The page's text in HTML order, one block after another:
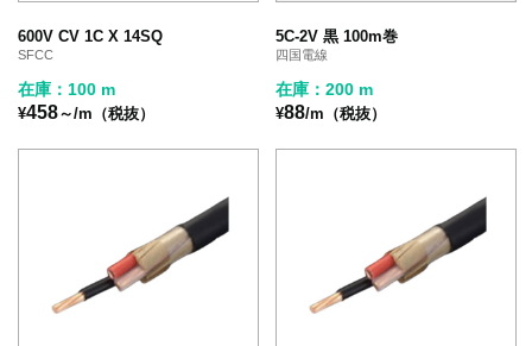
600V CV 1C X 14SQ
SFCC
在庫：100 m
¥458～/m（税抜）
5C-2V 黒 100m巻
四国電線
在庫：200 m
¥88/m（税抜）